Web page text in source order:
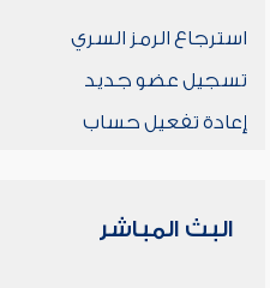
استرجاع الرمز السري
تسجيل عضو جديد
إعادة تفعيل حساب
البث المباشر